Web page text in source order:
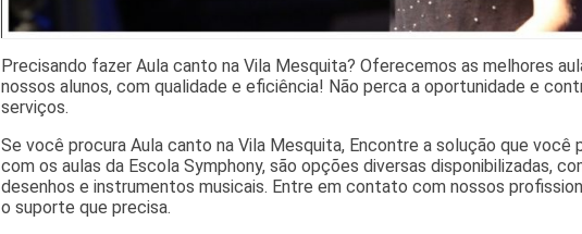
Precisando fazer Aula canto na Vila Mesquita? Oferecemos as melhores
nossos alunos, com qualidade e eficiência! Não perca a oportunidade e
serviços.
Se você procura Aula canto na Vila Mesquita, Encontre a solução que você
com os aulas da Escola Symphony, são opções diversas disponibilizadas,
desenhos e instrumentos musicais. Entre em contato com nossos
o suporte que precisa.